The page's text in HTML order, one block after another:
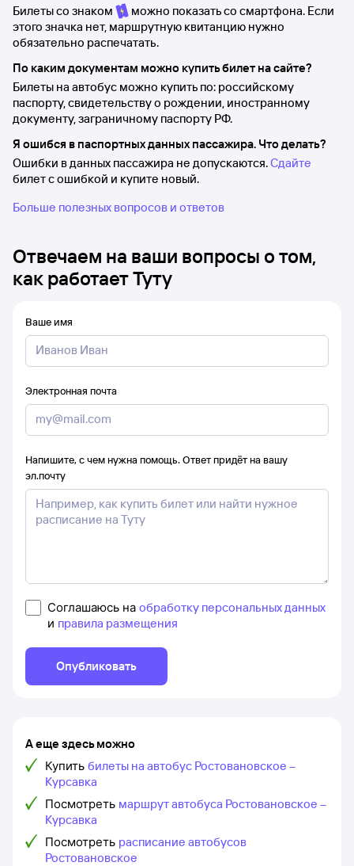
Билеты со знаком
можно показать со смартфона. Если
этого значка нет, маршрутную квитанцию нужно
обязательно распечатать.
По каким документам можно купить билет на сайте?
Билеты на автобус можно купить по: российскому
паспорту, свидетельству о рождении, иностранному
документу, заграничному паспорту РФ.
Я ошибся в паспортных данных пассажира. Что делать?
Ошибки в данных пассажира не допускаются.Сдайте
билет с ошибкой и купите новый.
Больше полезных вопросов и ответов
Отвечаем на ваши вопросы о том,
как работает Туту
Ваше имя
Электронная почта
Напишите, с чем нужна помощь. Ответ придёт на вашу
эл.почту
Соглашаюсь на обработку персональных данных
и правила размещения
Опубликовать
А еще здесь можно
Купить билеты на автобус Ростовановское –
Курсавка
Посмотреть маршрут автобуса Ростовановское –
Курсавка
Посмотреть расписание автобусов
Ростовановское